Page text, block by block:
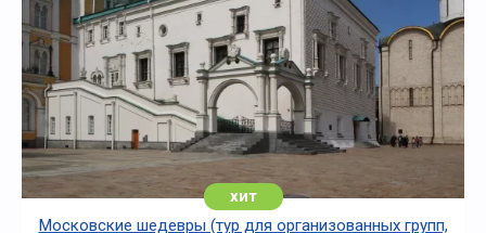
хит
Московские шедевры (тур для организованных групп,